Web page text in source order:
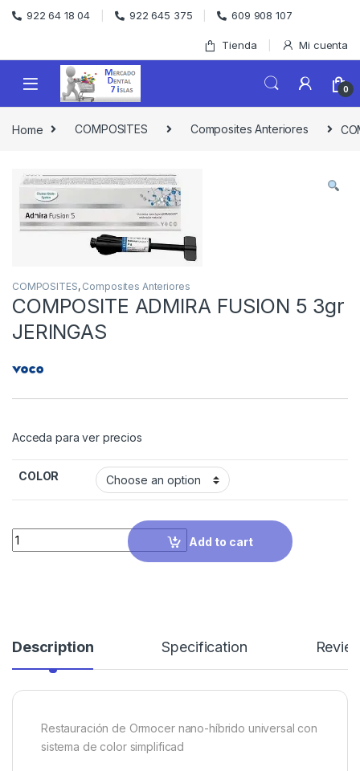
Skip to navigation
Skip to content
922 64 18 04 922 645 375 609 908 107
Tienda Mi cuenta
0
Home COMPOSITES Composites Anteriores
COMPOSITES, Composites Anteriores
COMPOSITE ADMIRA FUSION 5 3gr
JERINGAS
Acceda para ver precios
COLOR
Quantity
Add to cart
Description Specification
Restauración de Ormocer nano-híbrido universal con
sistema de color simplificad